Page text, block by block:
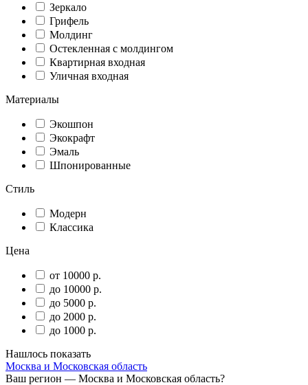
Зеркало
Грифель
Молдинг
Остекленная с молдингом
Квартирная входная
Уличная входная
Материалы
Экошпон
Экокрафт
Эмаль
Шпонированные
Стиль
Модерн
Классика
Цена
от 10000 р.
до 10000 р.
до 5000 р.
до 2000 р.
до 1000 р.
Нашлось показать
Москва и Московская область
Ваш регион — Москва и Московская область?